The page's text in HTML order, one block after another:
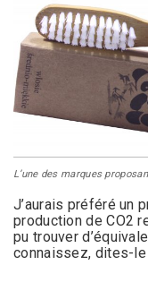
L’une des marques
J’aurais préféré un
production de CO2
pu trouver
connaissez, dites-le